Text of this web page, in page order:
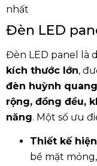
nhất
Đèn LED
Đèn LED panel là
kích thước lớn,
đèn huỳnh
rộng, đồng đều,
năng. Một số ưu
Thiết kế
bề mặt